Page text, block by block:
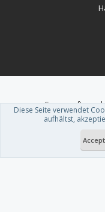
Forum software
Theme
Du betrachtest gerade:
Diese Seite verwendet
aufhältst,
Accept